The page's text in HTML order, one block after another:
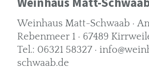
Weinhaus Matt-Schwaab ·
Rebenmeer 1 · 67489
Tel.: 06321 58327 ·
schwaab.de